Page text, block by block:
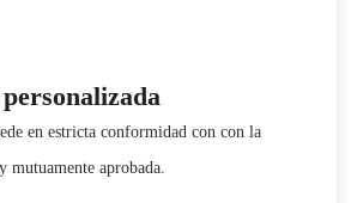
en estricta conformidad con con la
aprobada.